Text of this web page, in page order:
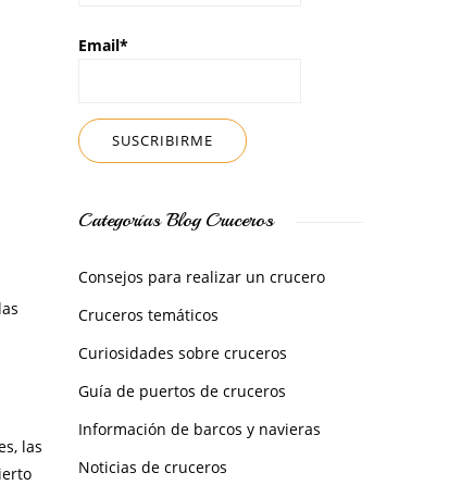
las
Email*
Categorías Blog Cruceros
Consejos para realizar un crucero
Cruceros temáticos
Curiosidades sobre cruceros
Guía de puertos de cruceros
Información de barcos y navieras
Noticias de cruceros